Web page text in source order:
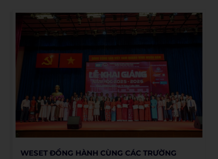
WESET ĐỒNG HÀNH CÙNG CÁC TRƯỜNG